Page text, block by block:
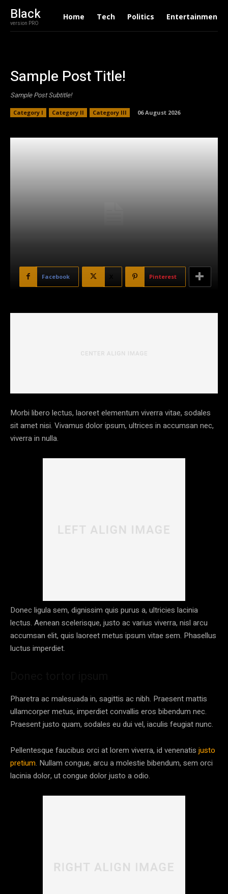
Black
version PRO
Home Tech Politics Entertainment
Sample Post Title!
Sample Post Subtitle!
Category I Category II Category III 06 August 2026
Facebook Pinterest
Morbi libero lectus, laoreet elementum viverra vitae, sodales
sit amet nisi. Vivamus dolor ipsum, ultrices in accumsan nec,
viverra in nulla.
Donec ligula sem, dignissim quis purus a, ultricies lacinia
lectus. Aenean scelerisque, justo ac varius viverra, nisl arcu
accumsan elit, quis laoreet metus ipsum vitae sem. Phasellus
luctus imperdiet.
Pharetra ac malesuada in, sagittis ac nibh. Praesent mattis
ullamcorper metus, imperdiet convallis eros bibendum nec.
Praesent justo quam, sodales eu dui vel, iaculis feugiat nunc.
Pellentesque faucibus orci at lorem viverra, id venenatis justo
pretium. Nullam congue, arcu a molestie bibendum, sem orci
lacinia dolor, ut congue dolor justo a odio.